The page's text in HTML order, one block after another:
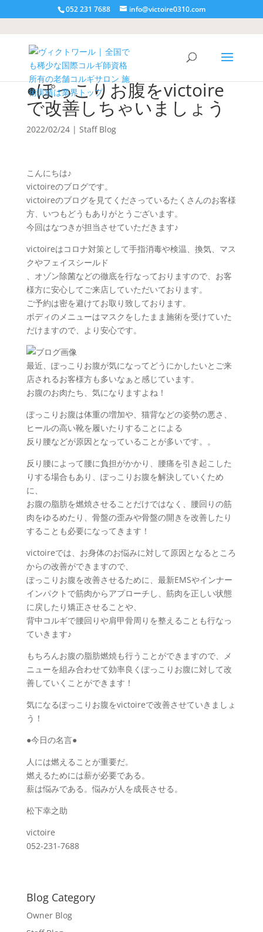
052 231 7688 info@victoire0310.com
●ぽっこりお腹をvictoire
で改善しちゃいましょう
2022/02/24| Staff Blog
こんにちは♪
victoireのブログです。
victoireのブログを見てくださっているたくさんのお客様
方、いつもどうもありがとうございます。
今回はなつきが担当させていただきます♪
victoireはコロナ対策として手指消毒や検温、換気、マス
クやフェイスシールド
、オゾン除菌などの徹底を行なっておりますので、お客
様方に安心してご来店していただいております。
ご予約は密を避けてお取り致しております。
ボディのメニューはマスクをしたまま施術を受けていた
だけますので、より安心です。
最近、ぽっこりお腹が気になってどうにかしたいとご来
店されるお客様方も多いなぁと感じています。
お腹のお肉たち、気になりますよね！
ぽっこりお腹は体重の増加や、猫背などの姿勢の悪さ、
ヒールの高い靴を履いたりすることによる
反り腰などが原因となっていることが多いです。。
反り腰によって腰に負担がかかり、腰痛を引き起こした
りする場合もあり、ぽっこりお腹を解決していくため
に、
お腹の脂肪を燃焼させることだけではなく、腰回りの筋
肉をゆるめたり、骨盤の歪みや骨盤の開きを改善したり
することも必要になってきます！
victoireでは、お身体のお悩みに対して原因となるところ
からの改善ができますので、
ぽっこりお腹を改善させるために、最新EMSやインナー
インパクトで筋肉からアプローチし、筋肉を正しい状態
に戻したり矯正させることや、
背中コルギで腰回りや肩甲骨周りを整えることも行なっ
ていきます♪
もちろんお腹の脂肪燃焼も行うことができますので、メ
ニューを組み合わせて効率良くぽっこりお腹に対して改
善していくことができます！
気になるぽっこりお腹をvictoireで改善させていきましょ
う！
●今日の名言●
人には燃えることが重要だ。
燃えるためには薪が必要である。
薪は悩みである。悩みが人を成長させる。
松下幸之助
victoire
052-231-7688
Blog Category
Owner Blog